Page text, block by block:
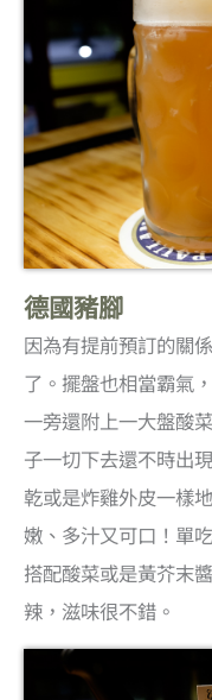
德國豬腳
因為有提前預訂的關
了。擺盤也相當霸氣
一旁還附上一大盤酸
子一切下去還不時出
乾或是炸雞外皮一樣
嫩、多汁又可口！單
搭配酸菜或是黃芥末
辣，滋味很不錯。